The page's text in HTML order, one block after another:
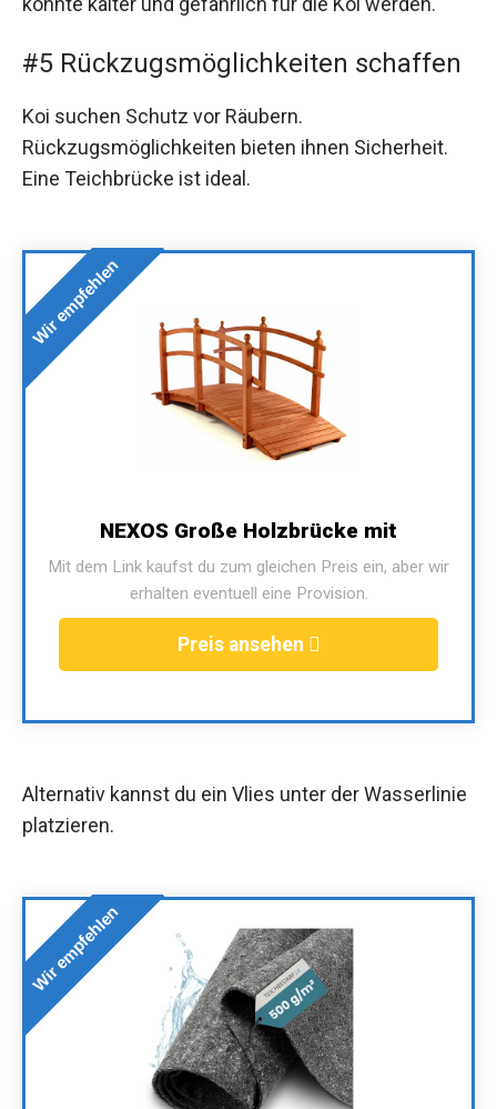
#5 Rückzugsmöglichkeiten schaffen
Koi suchen Schutz vor Räubern.
Rückzugsmöglichkeiten bieten ihnen Sicherheit.
Eine Teichbrücke ist ideal.
Wir empfehlen
NEXOS Große Holzbrücke mit
Mit dem Link kaufst du zum gleichen Preis ein, aber wir
erhalten eventuell eine Provision.
Preis ansehen
Alternativ kannst du ein Vlies unter der Wasserlinie
platzieren.
Wir empfehlen